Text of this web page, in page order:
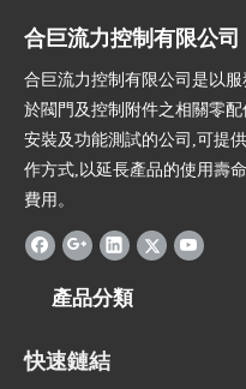
合巨流力控制有限公司
合巨流力控制有限公司是以
於閥門及控制附件之相關零
安裝及功能測試的公司,可提
作方式,以延長產品的使用壽
費用。
產品分類
快速鏈結